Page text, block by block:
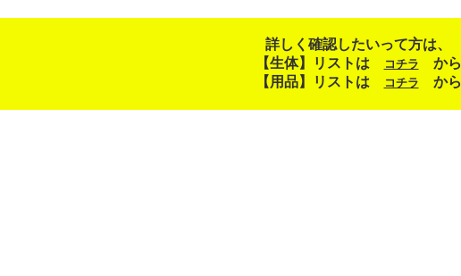
詳しく確認したいって方は、
【生体】リストは
コチラ から
【用品】リストは
コチラ から